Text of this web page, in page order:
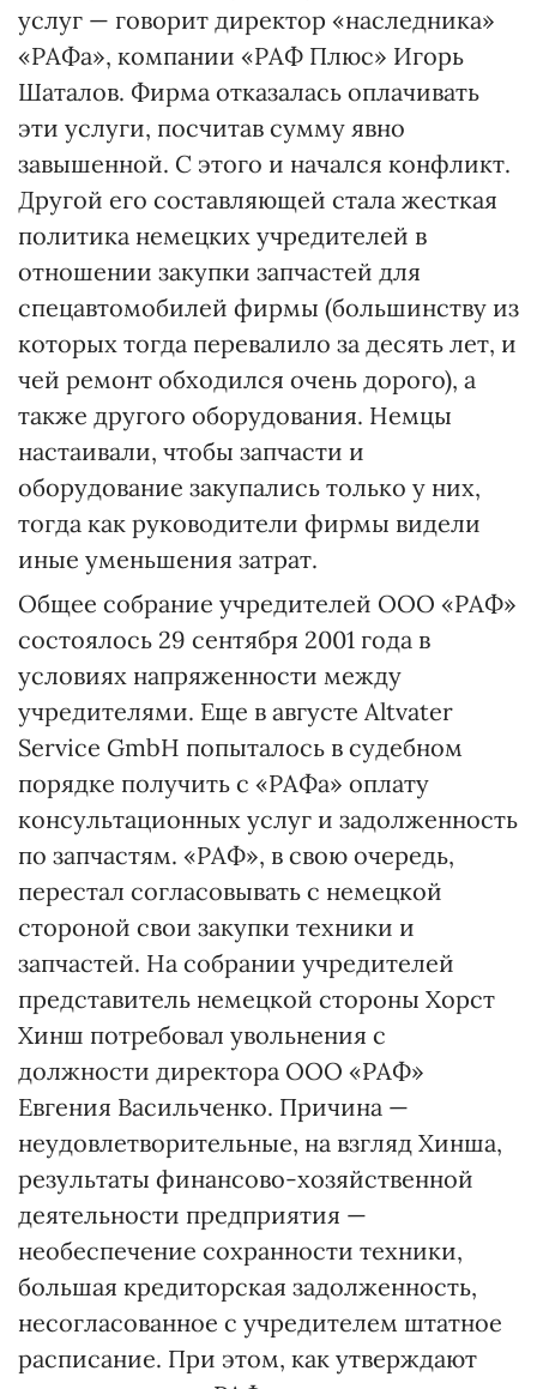
услуг — говорит директор «наследника»
«РАФа», компании «РАФ Плюс» Игорь
Шаталов. Фирма отказалась оплачивать
эти услуги, посчитав сумму явно
завышенной. С этого и начался конфликт.
Другой его составляющей стала жесткая
политика немецких учредителей в
отношении закупки запчастей для
спецавтомобилей фирмы (большинству из
которых тогда перевалило за десять лет, и
чей ремонт обходился очень дорого), а
также другого оборудования. Немцы
настаивали, чтобы запчасти и
оборудование закупались только у них,
тогда как руководители фирмы видели
иные уменьшения затрат.
Общее собрание учредителей ООО «РАФ»
состоялось 29 сентября 2001 года в
условиях напряженности между
учредителями. Еще в августе Altvater
Service GmbH попыталось в судебном
порядке получить с «РАФа» оплату
консультационных услуг и задолженность
по запчастям. «РАФ», в свою очередь,
перестал согласовывать с немецкой
стороной свои закупки техники и
запчастей. На собрании учредителей
представитель немецкой стороны Хорст
Хинш потребовал увольнения с
должности директора ООО «РАФ»
Евгения Васильченко. Причина —
неудовлетворительные, на взгляд Хинша,
результаты финансово-хозяйственной
деятельности предприятия —
необеспечение сохранности техники,
большая кредиторская задолженность,
несогласованное с учредителем штатное
расписание. При этом, как утверждают